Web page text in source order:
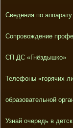
Сведения по
Сопровождение
СП ДС «Гнёздышко»
Телефоны «горячих
образовательной
Узнай очередь в